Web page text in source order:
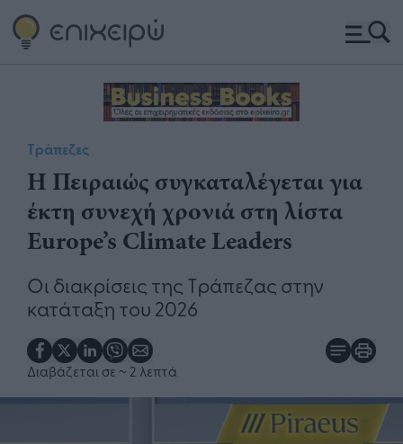
Τράπεζες
H Πειραιώς συγκαταλέγεται για
έκτη συνεχή χρονιά στη λίστα
Europe’s Climate Leaders
Οι διακρίσεις της Τράπεζας στην
κατάταξη του 2026
Διαβάζεται σε ~ 2 λεπτά